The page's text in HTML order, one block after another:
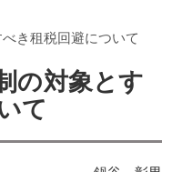
き租税回避について
の対象とす
て